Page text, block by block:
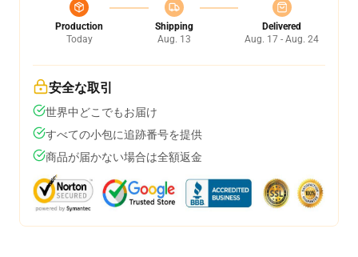
Production
Today
Shipping
Aug. 13
Delivered
Aug. 17 - Aug. 24
安全な取引
世界中どこでもお届け
すべての小包に追跡番号を提供
商品が届かない場合は全額返金